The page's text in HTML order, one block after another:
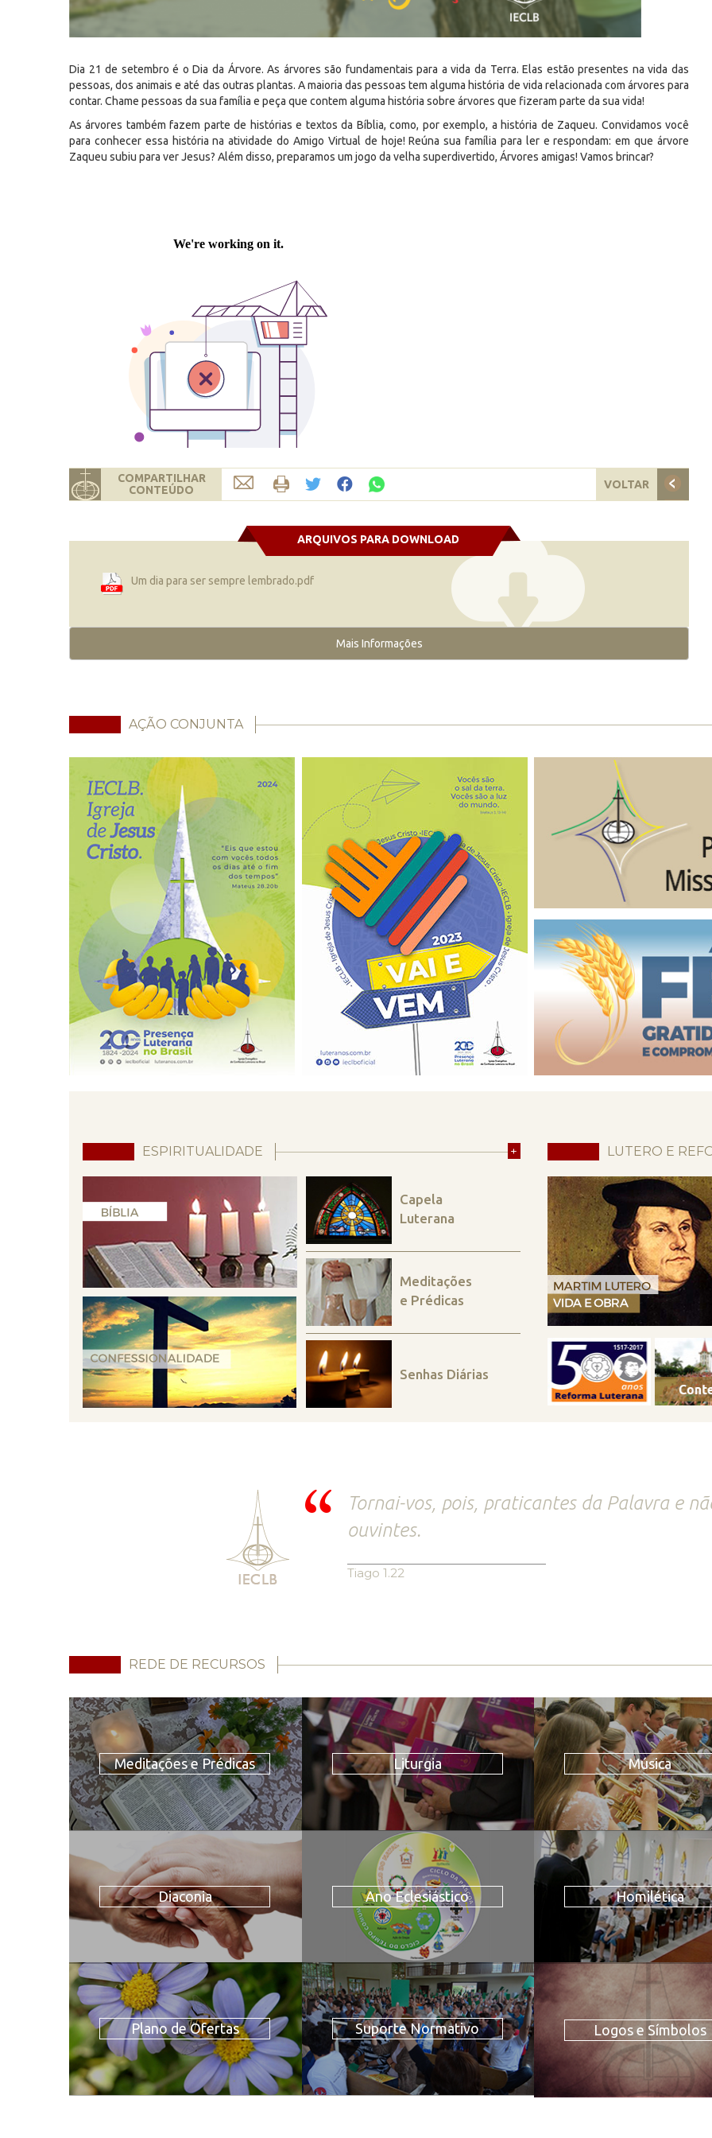
Dia 21 de setembro é o Dia da Árvore. As árvores são fundamentais para a vida da Terra. Elas estão presentes na vida das
pessoas, dos animais e até das outras plantas. A maioria das pessoas tem alguma história de vida relacionada com árvores para
contar. Chame pessoas da sua família e peça que contem alguma história sobre árvores que fizeram parte da sua vida!
As árvores também fazem parte de histórias e textos da Bíblia, como, por exemplo, a história de Zaqueu. Convidamos você
para conhecer essa história na atividade do Amigo Virtual de hoje! Reúna sua família para ler e respondam: em que árvore
Zaqueu subiu para ver Jesus? Além disso, preparamos um jogo da velha superdivertido, Árvores amigas! Vamos brincar?
COMPARTILHAR
CONTEÚDO
VOLTAR
ARQUIVOS PARA DOWNLOAD
Um dia para ser sempre lembrado.pdf
Mais Informações
AÇÃO CONJUNTA
ESPIRITUALIDADE +
Capela
Luterana
Meditações
e Prédicas
Senhas Diárias
LUTERO E
Tornai-vos, pois, praticantes da Palavra e
ouvintes.
Tiago 1.22
REDE DE RECURSOS
Meditações e Prédicas Liturgia Música
Diaconia Ano Eclesiástico Homilética
Plano de Ofertas Suporte Normativo Logos e Símbolos